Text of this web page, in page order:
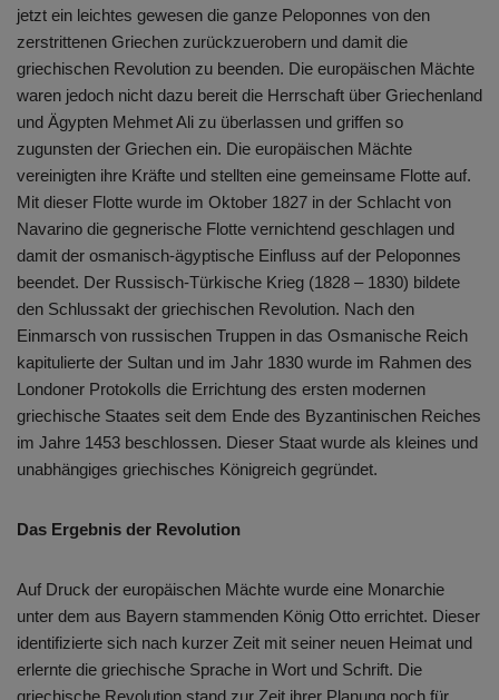
jetzt ein leichtes gewesen die ganze Peloponnes von den
zerstrittenen Griechen zurückzuerobern und damit die
griechischen Revolution zu beenden. Die europäischen Mächte
waren jedoch nicht dazu bereit die Herrschaft über Griechenland
und Ägypten Mehmet Ali zu überlassen und griffen so
zugunsten der Griechen ein. Die europäischen Mächte
vereinigten ihre Kräfte und stellten eine gemeinsame Flotte auf.
Mit dieser Flotte wurde im Oktober 1827 in der Schlacht von
Navarino die gegnerische Flotte vernichtend geschlagen und
damit der osmanisch-ägyptische Einfluss auf der Peloponnes
beendet. Der Russisch-Türkische Krieg (1828 – 1830) bildete
den Schlussakt der griechischen Revolution. Nach den
Einmarsch von russischen Truppen in das Osmanische Reich
kapitulierte der Sultan und im Jahr 1830 wurde im Rahmen des
Londoner Protokolls die Errichtung des ersten modernen
griechische Staates seit dem Ende des Byzantinischen Reiches
im Jahre 1453 beschlossen. Dieser Staat wurde als kleines und
unabhängiges griechisches Königreich gegründet.
Das Ergebnis der Revolution
Auf Druck der europäischen Mächte wurde eine Monarchie
unter dem aus Bayern stammenden König Otto errichtet. Dieser
identifizierte sich nach kurzer Zeit mit seiner neuen Heimat und
erlernte die griechische Sprache in Wort und Schrift. Die